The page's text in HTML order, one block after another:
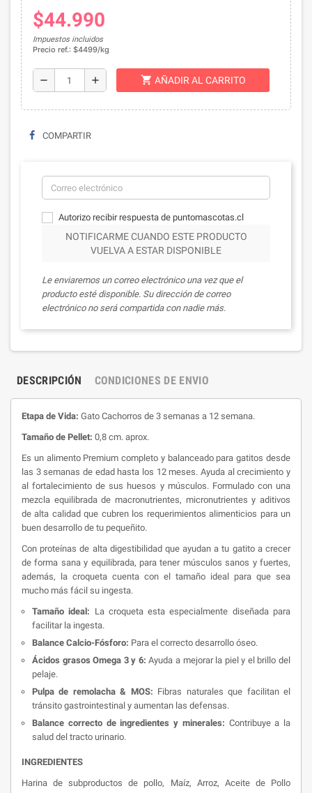
$44.990
Impuestos incluidos
Precio ref.: $4499/kg
remove add shopping_cart AÑADIR AL CARRITO
COMPARTIR
Autorizo recibir respuesta de puntomascotas.cl
NOTIFICARME CUANDO ESTE PRODUCTO
VUELVA A ESTAR DISPONIBLE
Le enviaremos un correo electrónico una vez que el
producto esté disponible. Su dirección de correo
electrónico no será compartida con nadie más.
DESCRIPCIÓN CONDICIONES DE ENVIO
Etapa de Vida: Gato Cachorros de 3 semanas a 12 semana.
Tamaño de Pellet: 0,8 cm. aprox.
Es un alimento Premium completo y balanceado para gatitos desde
las 3 semanas de edad hasta los 12 meses. Ayuda al crecimiento y
al fortalecimiento de sus huesos y músculos. Formulado con una
mezcla equilibrada de macronutrientes, micronutrientes y aditivos
de alta calidad que cubren los requerimientos alimenticios para un
buen desarrollo de tu pequeñito.
Con proteínas de alta digestibilidad que ayudan a tu gatito a crecer
de forma sana y equilibrada, para tener músculos sanos y fuertes,
además, la croqueta cuenta con el tamaño ideal para que sea
mucho más fácil su ingesta.
Tamaño ideal: La croqueta esta especialmente diseñada para
facilitar la ingesta.
Balance Calcio-Fósforo: Para el correcto desarrollo óseo.
Ácidos grasos Omega 3 y 6: Ayuda a mejorar la piel y el brillo del
pelaje.
Pulpa de remolacha & MOS: Fibras naturales que facilitan el
tránsito gastrointestinal y aumentan las defensas.
Balance correcto de ingredientes y minerales: Contribuye a la
salud del tracto urinario.
INGREDIENTES
Harina de subproductos de pollo, Maíz, Arroz, Aceite de Pollo